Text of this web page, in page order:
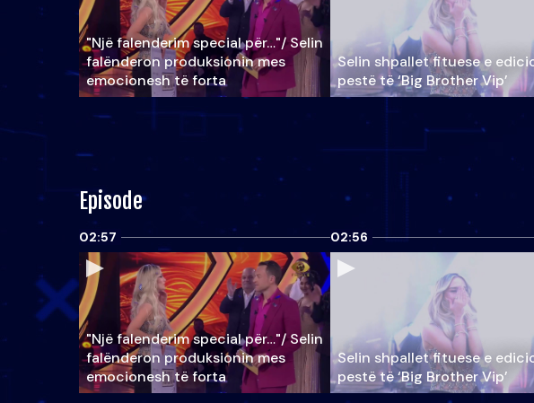
"Një falenderim special për…"/ Selin
falënderon produksionin mes
emocionesh të forta
Selin shpallet fituese e
pestë të ‘Big Brother Vip’
Episode
02:57
"Një falenderim special për…"/ Selin
falënderon produksionin mes
emocionesh të forta
02:56
Selin shpallet fituese e
pestë të ‘Big Brother Vip’